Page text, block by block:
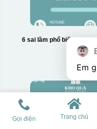
6 sai lầm phổ biến khi lựa
Gọi điện Trang chủ